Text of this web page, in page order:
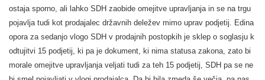
ostaja sporno, ali lahko SDH zaobide omejitve upravljanja in se na trgu
pojavlja tudi kot prodajalec državnih deležev mimo uprav podjetij. Edina
opora za sedanjo vlogo SDH v prodajnih postopkih je sklep o soglasju k
odtujitvi 15 podjetij, ki pa je dokument, ki nima statusa zakona, zato bi
morale omejitve upravljanja veljati tudi za teh 15 podjetij, SDH pa se ne